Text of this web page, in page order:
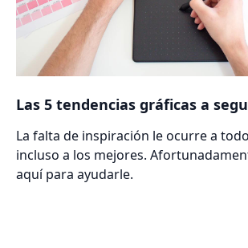
Las 5 tendencias gráficas a
La falta de inspiración le ocurre a
incluso a los mejores.
aquí para ayudarle.